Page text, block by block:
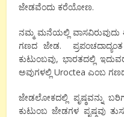
ಜೇಡವೆಂದು ಕರೆಯೋಣ.
ನಮ್ಮ ಮನೆಯಲ್ಲಿ
ಗಣದ ಜೇಡ.
ಕುಟುಂಬವು, ಭಾರತದಲ್ಲಿ
ಅವುಗಳಲ್ಲಿ Uroctea ಎಂಬ
ಜೇಡಲೋಕದಲ್ಲಿ ಪೃಷ್ಠವನ್ನು
ಕುಟುಂಬ ಜೇಡಗಳ ಪೃಷ್ಠವು